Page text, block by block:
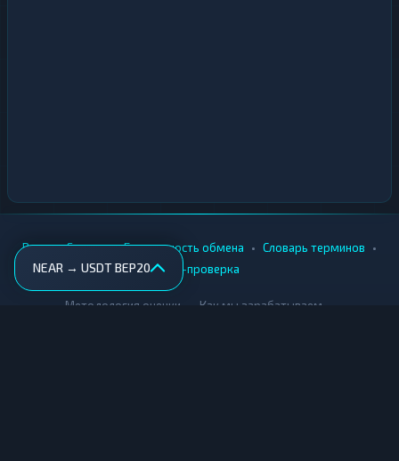
NEAR → USDT BEP20
Вики • Города • Безопасность обмена • Словарь терминов •
AML-проверка
Методология оценки Как мы зарабатываем